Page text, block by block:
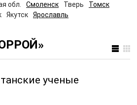
обл. Смоленск Тверь
Томск
Якутск Ярославль
ученые